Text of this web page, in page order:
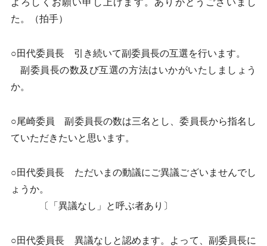
よろしくお願い申し上げます。ありがとうございまし
た。（拍手）
○田代委員長 引き続いて副委員長の互選を行います。
副委員長の数及び互選の方法はいかがいたしましょう
か。
○尾崎委員 副委員長の数は三名とし、委員長から指名し
ていただきたいと思います。
○田代委員長 ただいまの動議にご異議ございませんでし
ょうか。
〔「異議なし」と呼ぶ者あり〕
○田代委員長 異議なしと認めます。よって、副委員長に